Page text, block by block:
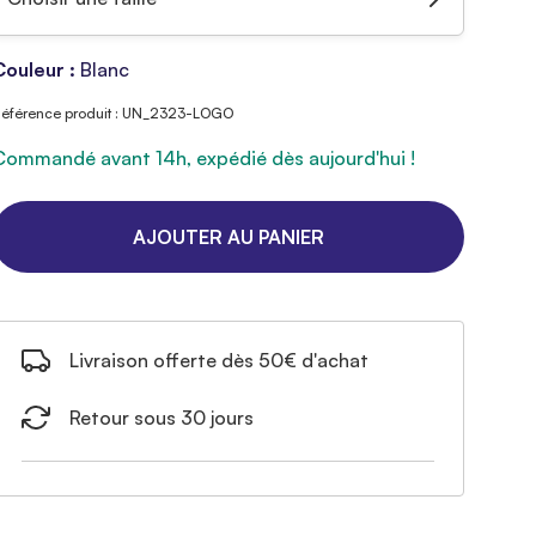
: Blanc
produit : UN_2323-LOGO
avant 14h, expédié dès aujourd'hui !
AJOUTER AU PANIER
Livraison offerte dès 50€ d'achat
Retour sous 30 jours